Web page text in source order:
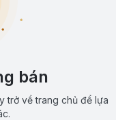
bán
trở về trang chủ để lựa